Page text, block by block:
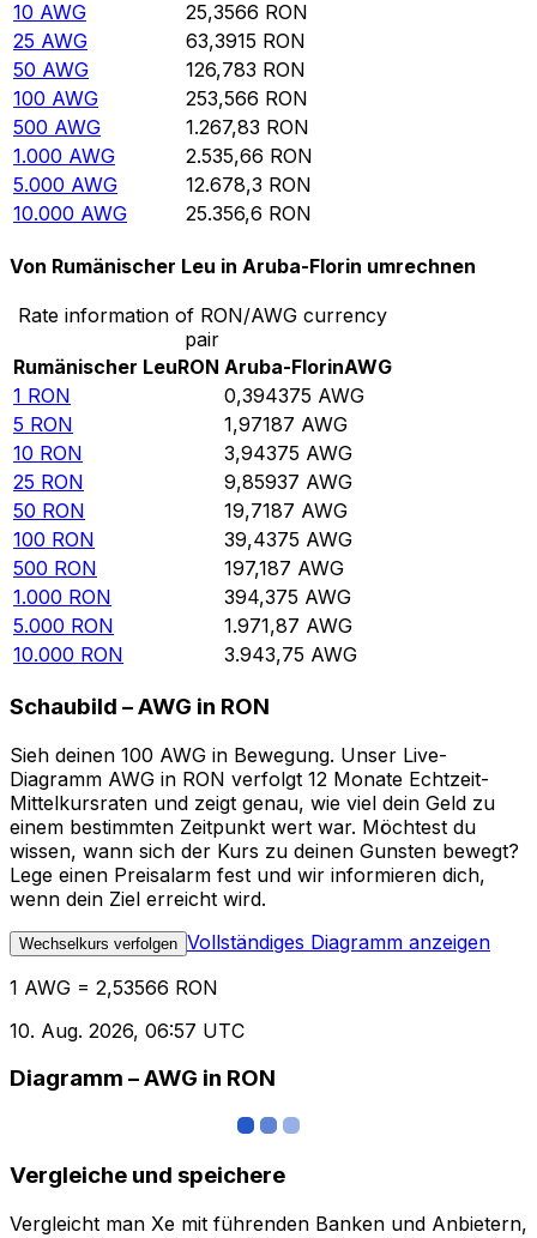
10 AWG 25,3566 RON
25 AWG 63,3915 RON
50 AWG 126,783 RON
100 AWG 253,566 RON
500 AWG 1.267,83 RON
1.000 AWG 2.535,66 RON
5.000 AWG 12.678,3 RON
10.000 AWG 25.356,6 RON
Von Rumänischer Leu in Aruba-Florin umrechnen
Rate information of RON/AWG currency
pair
Rumänischer LeuRON Aruba-FlorinAWG
1 RON 0,394375 AWG
5 RON 1,97187 AWG
10 RON 3,94375 AWG
25 RON 9,85937 AWG
50 RON 19,7187 AWG
100 RON 39,4375 AWG
500 RON 197,187 AWG
1.000 RON 394,375 AWG
5.000 RON 1.971,87 AWG
10.000 RON 3.943,75 AWG
Schaubild – AWG in RON
Sieh deinen 100 AWG in Bewegung. Unser Live-
Diagramm AWG in RON verfolgt 12 Monate Echtzeit-
Mittelkursraten und zeigt genau, wie viel dein Geld zu
einem bestimmten Zeitpunkt wert war. Möchtest du
wissen, wann sich der Kurs zu deinen Gunsten bewegt?
Lege einen Preisalarm fest und wir informieren dich,
wenn dein Ziel erreicht wird.
Wechselkurs verfolgen Vollständiges Diagramm anzeigen
1 AWG = 2,53566 RON
10. Aug. 2026, 06:57 UTC
Diagramm – AWG in RON
Vergleiche und speichere
Vergleicht man Xe mit führenden Banken und Anbietern,